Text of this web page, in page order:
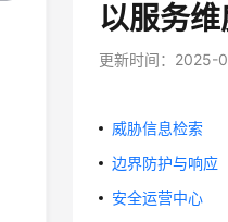
以服务
更新时间： 2025-
威胁信息检索
边界防护与响应
安全运营中心